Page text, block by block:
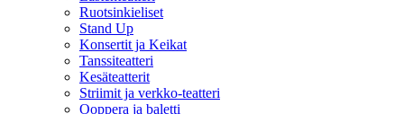
Ruotsinkieliset
Stand Up
Konsertit ja Keikat
Tanssiteatteri
Kesäteatterit
Striimit ja verkko-teatteri
Ooppera ja baletti